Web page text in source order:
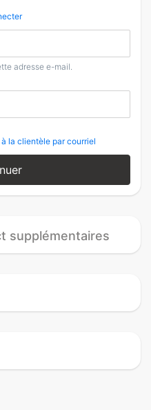
adresse e-mail.
la clientèle par courriel
supplémentaires